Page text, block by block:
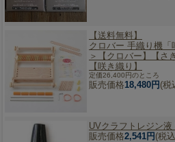
【送料無料】
クロバー 手織り機「
＞【クロバー】【さ
【咲き織り】
定価26,400円のところ
販売価格18,480円 (税
UVクラフトレジン液
販売価格2,541円 (税